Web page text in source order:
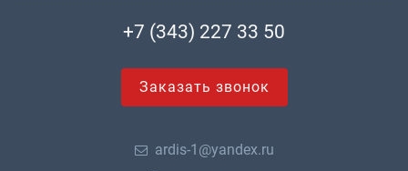
+7 (343) 227 33 50
Заказать звонок
ardis-1@yandex.ru